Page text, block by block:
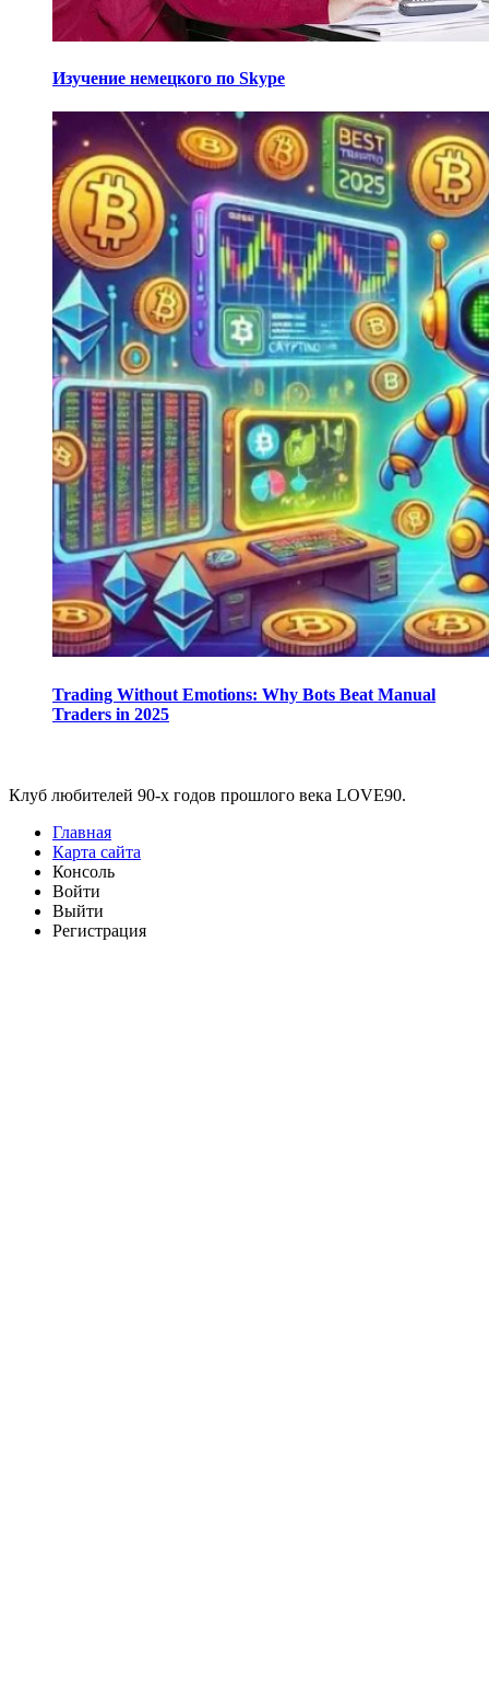
Изучение немецкого по Skype
Trading Without Emotions: Why Bots Beat Manual
Traders in 2025
Клуб любителей 90-х годов прошлого века LOVE90.
Главная
Карта сайта
Консоль
Войти
Выйти
Регистрация